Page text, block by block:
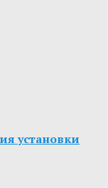
установки